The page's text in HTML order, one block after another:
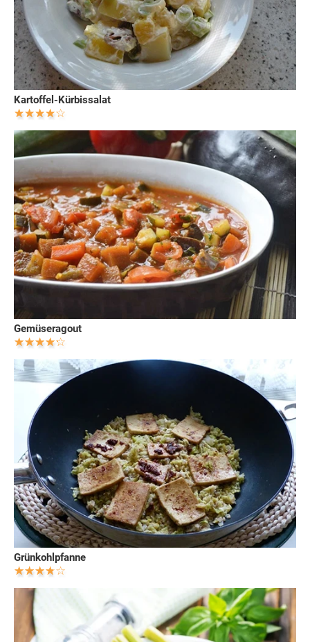
Kartoffel-Kürbissalat
Gemüseragout
Grünkohlpfanne